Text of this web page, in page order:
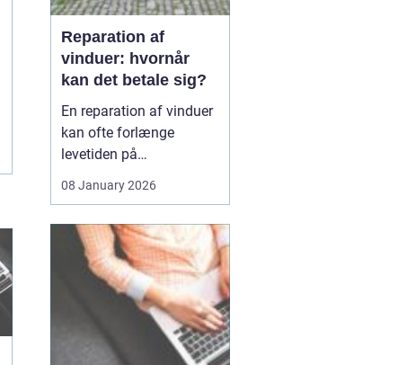
Reparation af
vinduer: hvornår
kan det betale sig?
En reparation af vinduer
kan ofte forlænge
levetiden på
glas med mange år. For
valget mellem at
reparere eller udskifte
hele vinduet, og
beslutningen har både
08 January 2026